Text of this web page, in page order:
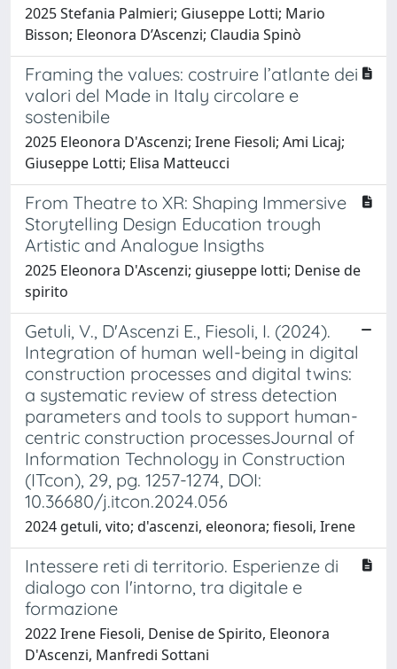
2025 Stefania Palmieri; Giuseppe Lotti; Mario
Bisson; Eleonora D’Ascenzi; Claudia Spinò
Framing the values: costruire l’atlante dei
valori del Made in Italy circolare e
sostenibile
2025 Eleonora D'Ascenzi; Irene Fiesoli; Ami Licaj;
Giuseppe Lotti; Elisa Matteucci
From Theatre to XR: Shaping Immersive
Storytelling Design Education trough
Artistic and Analogue Insigths
2025 Eleonora D'Ascenzi; giuseppe lotti; Denise de
spirito
Getuli, V., D'Ascenzi E., Fiesoli, I. (2024).
Integration of human well-being in digital
construction processes and digital twins:
a systematic review of stress detection
parameters and tools to support human-
centric construction processesJournal of
Information Technology in Construction
(ITcon), 29, pg. 1257-1274, DOI:
10.36680/j.itcon.2024.056
2024 getuli, vito; d'ascenzi, eleonora; fiesoli, Irene
Intessere reti di territorio. Esperienze di
dialogo con l'intorno, tra digitale e
formazione
2022 Irene Fiesoli, Denise de Spirito, Eleonora
D'Ascenzi, Manfredi Sottani